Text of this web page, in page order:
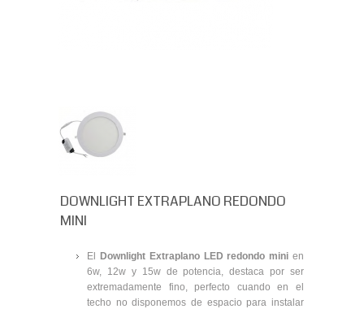
DOWNLIGHT EXTRAPLANO REDONDO
MINI
El Downlight Extraplano LED redondo mini en
6w, 12w y 15w de potencia, destaca por ser
extremadamente fino, perfecto cuando en el
techo no disponemos de espacio para instalar